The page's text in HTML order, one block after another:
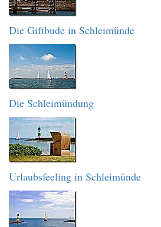
Die Giftbude in Schleimünde
Die Schleimündung
Urlaubsfeeling in Schleimünde